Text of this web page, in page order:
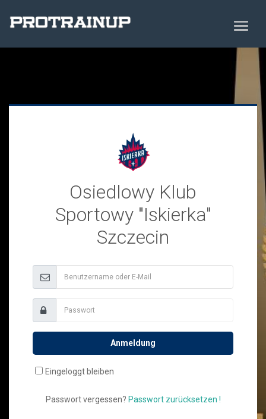
Osiedlowy Klub
Sportowy "Iskierka"
Szczecin
Anmeldung
Eingeloggt bleiben
Passwort vergessen? Passwort zurücksetzen !